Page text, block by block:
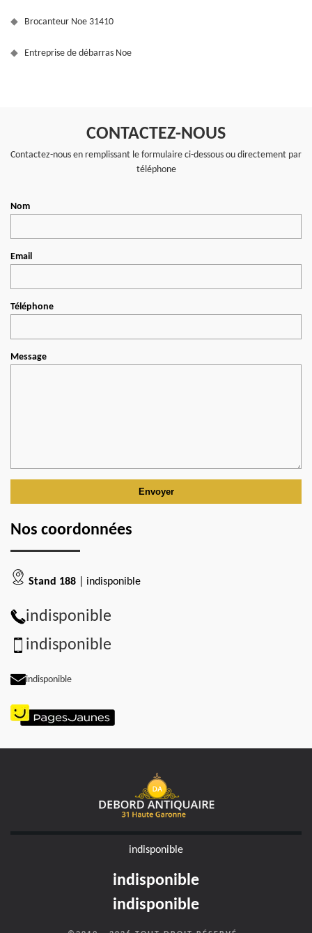
Brocanteur Noe 31410
Entreprise de débarras Noe
CONTACTEZ-NOUS
Contactez-nous en remplissant le formulaire ci-dessous ou directement par
téléphone
Nom
Email
Téléphone
Message
Nos coordonnées
Stand 188 | indisponible
indisponible
indisponible
indisponible
indisponible
indisponible
indisponible